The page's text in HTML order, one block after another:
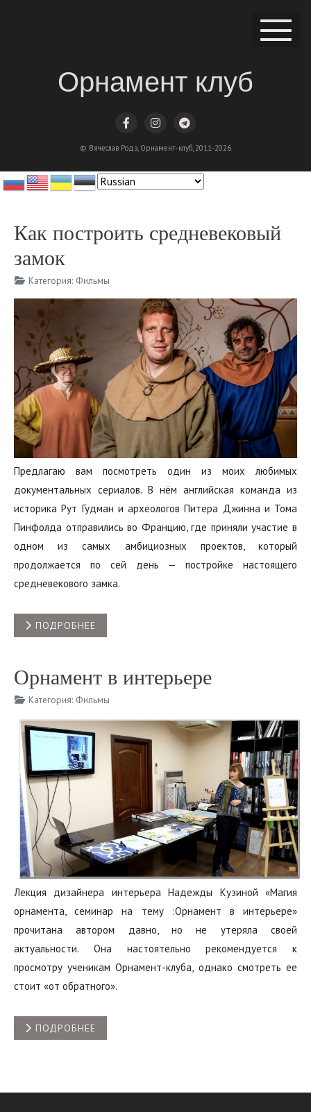
Орнамент клуб
© Вячеслав Родэ, Орнамент-клуб, 2011-2026
Как построить средневековый
замок
Категория: Фильмы
Предлагаю вам посмотреть один из моих любимых
документальных сериалов. В нём английская команда из
историка Рут Гудман и археологов Питера Джинна и Тома
Пинфолда отправились во Францию, где приняли участие в
одном из самых амбициозных проектов, который
продолжается по сей день — постройке настоящего
средневекового замка.
ПОДРОБНЕЕ
Орнамент в интерьере
Категория: Фильмы
Лекция дизайнера интерьера Надежды Кузиной «Магия
орнамента, семинар на тему :Орнамент в интерьере»
прочитана автором давно, но не утеряла своей
актуальности. Она настоятельно рекомендуется к
просмотру ученикам Орнамент-клуба, однако смотреть ее
стоит «от обратного».
ПОДРОБНЕЕ